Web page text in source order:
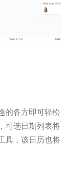
的各方即可轻松
可选日期列表将
具，该日历也将